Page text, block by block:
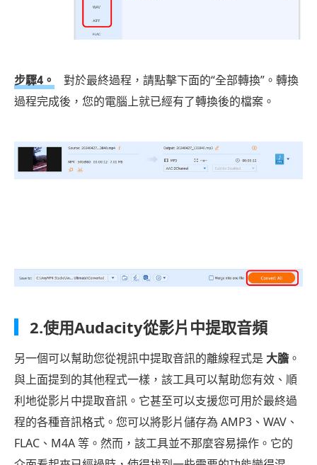
步驟4。
對於最終過程，請點擊下面的“全部轉換”。轉換
過程完成後，您的電腦上就已經有了轉換後的檔案。
2.使用Audacity從影片中提取音頻
另一個可以幫助您從視訊中提取音訊的離線程式是 大膽 。
與上面提到的其他程式一樣，該工具可以幫助您有效、順
利地從影片中提取音訊。它甚至可以支援您可用於最終過
程的各種音訊格式。您可以將影片儲存為 AMP3、WAV、
FLAC、M4A 等。然而，該工具並不那麼容易操作。它的